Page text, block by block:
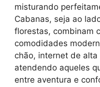
misturando
Cabanas, seja ao
florestas, combinam
comodidades
chão, internet de
atendendo aqueles
entre aventura e